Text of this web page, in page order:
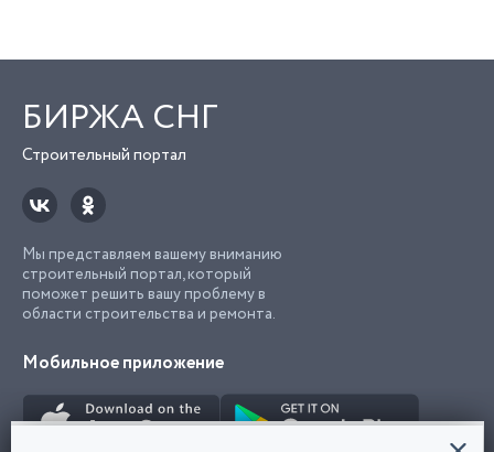
БИРЖА СНГ
Строительный портал
Мы представляем вашему вниманию
строительный портал, который
поможет решить вашу проблему в
области строительства и ремонта.
Мобильное приложение